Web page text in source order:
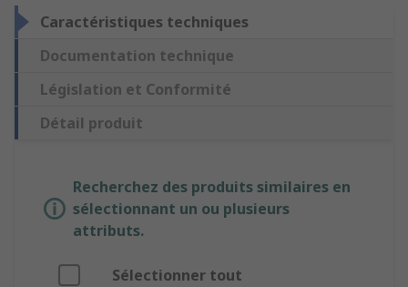
Caractéristiques techniques
Documentation technique
Législation et Conformité
Détail produit
Recherchez des produits similaires en
sélectionnant un ou plusieurs
attributs.
Sélectionner tout